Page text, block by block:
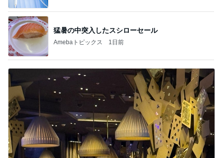
猛暑の中突入したスシローセール
Amebaトピックス 1日前